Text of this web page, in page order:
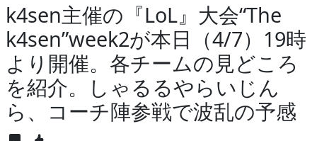
k4sen主催の『LoL』大会“The
k4sen”week2が本日（4/7）19時
より開催。各チームの見どころ
を紹介。しゃるるやらいじん
ら、コーチ陣参戦で波乱の予感